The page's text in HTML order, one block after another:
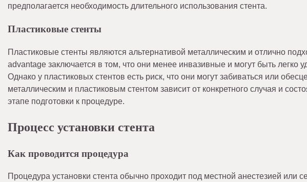
предполагается необходимость длительного использования стента.
Пластиковые стенты
Пластиковые стенты являются альтернативой металлическим и отлично
advantage заключается в том, что они менее инвазивные и могут быть легко
Однако у пластиковых стентов есть риск, что они могут забиваться или
металлическим и пластиковым стентом зависит от конкретного случая и
этапе подготовки к процедуре.
Процесс установки стента
Как проводится процедура
Процедура установки стента обычно проходит под местной анестезией или